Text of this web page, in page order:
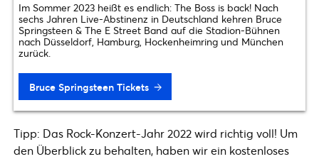
Im Sommer 2023 heißt es endlich: The Boss is back! Nach
sechs Jahren Live-Abstinenz in Deutschland kehren Bruce
Springsteen & The E Street Band auf die Stadion-Bühnen
nach Düsseldorf, Hamburg, Hockenheimring und München
zurück.
Bruce Springsteen Tickets
Tipp: Das Rock-Konzert-Jahr 2022 wird richtig voll! Um
den Überblick zu behalten, haben wir ein kostenloses